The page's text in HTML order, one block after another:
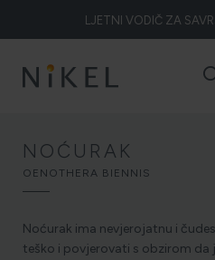
LJETNI VODIČ ZA
NOĆURAK
OENOTHERA BIENNIS
Noćurak ima nevjerojatnu i
teško i povjerovati s obzirom da